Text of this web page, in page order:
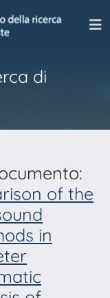
di
of the
in